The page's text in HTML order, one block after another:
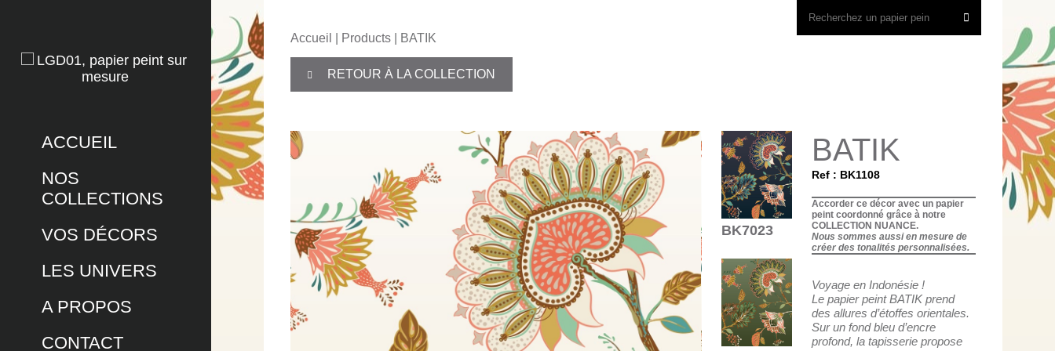
ACCUEIL
NOS
COLLECTIONS
VOS DÉCORS
LES UNIVERS
A PROPOS
CONTACT
Accueil Products| BATIK
RETOUR À LA COLLECTION
BK7023
BATIK
Ref : BK1108
Accorder ce décor avec un papier
peint coordonné grâce à notre
COLLECTION NUANCE.
Nous sommes aussi en mesure de
créer des tonalités personnalisées.
Voyage en Indonésie !
Le papier peint BATIK prend
des allures d’étoffes orientales.
Sur un fond bleu d’encre
profond, la tapisserie propose